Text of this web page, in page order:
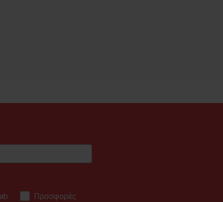
Προσφορές